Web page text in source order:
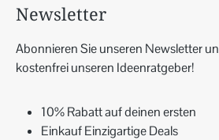
Newsletter
Abonnieren Sie unseren Newsletter
kostenfrei unseren Ideenratgeber!
10% Rabatt auf deinen ersten
Einkauf Einzigartige Deals